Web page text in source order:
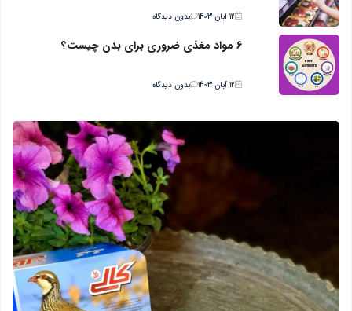
12 آبان 1403 بدون دیدگاه
6 مواد مغذی ضروری برای بدن چیست؟
12 آبان 1403 بدون دیدگاه